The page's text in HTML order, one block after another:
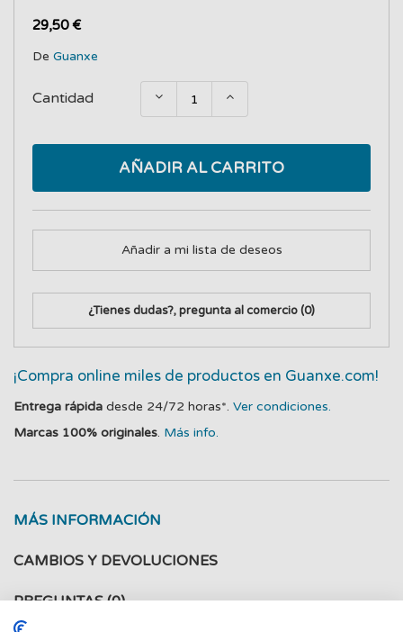
29,50 €
De Guanxe
Cantidad
AÑADIR AL CARRITO
Añadir a mi lista de deseos
¿Tienes dudas?, pregunta al comercio(0)
¡Compra online miles de productos en Guanxe.com!
Entrega rápida desde 24/72 horas*. Ver condiciones.
Marcas 100% originales. Más info.
MÁS INFORMACIÓN
CAMBIOS Y DEVOLUCIONES
PREGUNTAS(0)